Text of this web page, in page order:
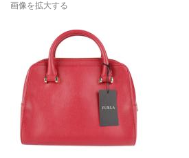
画像を拡大する